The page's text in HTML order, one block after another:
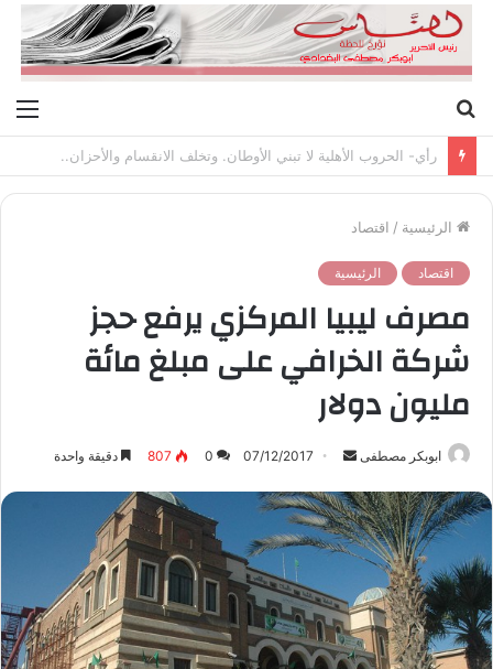
عن
رأي- الحروب الأهلية لا تبني الأوطان. وتخلف الانقسام والأحزان..
الرئيسية / اقتصاد
اقتصاد الرئيسية
مصرف ليبيا المركزي يرفع حجز
شركة الخرافي على مبلغ مائة
مليون دولار
ابوبكر مصطفى
س
ل
ي
د
07/12/2017
0
807 دقيقة واحدة